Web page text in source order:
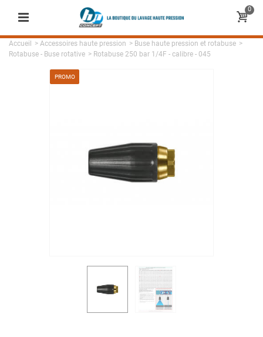
0
Accueil > Accessoires haute pression > Buse haute pression et rotabuse >
Rotabuse - Buse rotative > Rotabuse 250 bar 1/4F - calibre - 045
PROMO